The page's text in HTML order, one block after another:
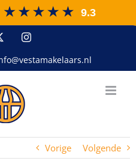
Instagram
Vorige Volgende